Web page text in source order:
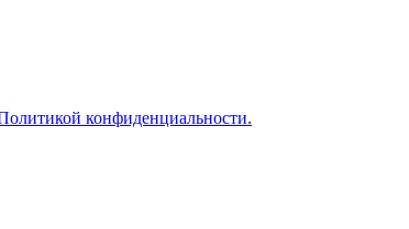
конфиденциальности.